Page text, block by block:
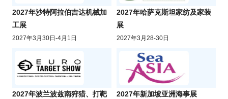
2027年沙特阿拉伯吉达机械加
工展
2027年3月30日-4月1日
2027年哈萨克斯坦家纺及家装
展
2027年3月28-30日
2027年波兰波兹南狩猎、打靶
2027年新加坡亚洲海事展